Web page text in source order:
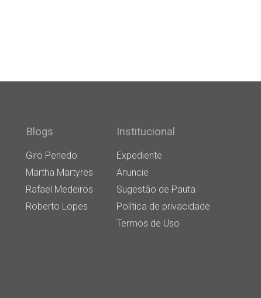
Blogs
Giro Penedo
Martha Martyres
Rafael Medeiros
Roberto Lopes
Institucional
Expediente
Anuncie
Sugestão de Pauta
Política de privacidade
Termos de Uso